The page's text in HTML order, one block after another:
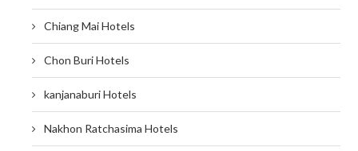
Chiang Mai Hotels
Chon Buri Hotels
kanjanaburi Hotels
Nakhon Ratchasima Hotels